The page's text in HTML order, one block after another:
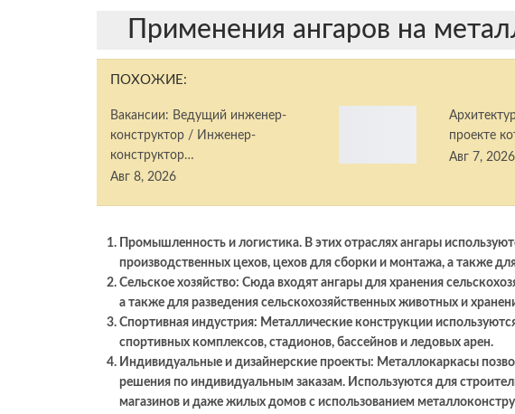
Применения ангаров на
ПОХОЖИЕ:
Вакансии: Ведущий инженер-
конструктор / Инженер-
конструктор…
Авг 8, 2026
проекте
Авг 7, 2026
Промышленность и логистика. В этих отраслях ангары
производственных цехов, цехов для сборки и монтажа, а также
Сельское хозяйство: Сюда входят ангары для хранения
а также для разведения сельскохозяйственных животных и
Спортивная индустрия: Металлические конструкции
спортивных комплексов, стадионов, бассейнов и ледовых арен.
Индивидуальные и дизайнерские проекты: Металлокаркасы
решения по индивидуальным заказам. Используются для
магазинов и даже жилых домов с использованием